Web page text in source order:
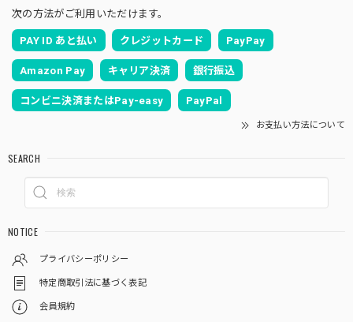
次の方法がご利用いただけます。
PAY ID あと払い クレジットカード PayPay
Amazon Pay キャリア決済 銀行振込
コンビニ決済またはPay-easy PayPal
お支払い方法について
SEARCH
NOTICE
プライバシーポリシー
特定商取引法に基づく表記
会員規約